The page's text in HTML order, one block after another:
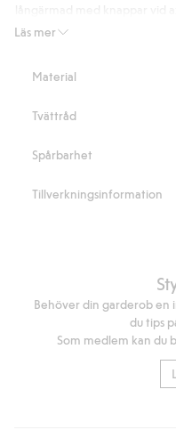
Läs merInnehåller 100%
Material
Tvättråd
Spårbarhet
Tillverkningsinformation
Behöver din garderob en
du tips
Som medlem kan du